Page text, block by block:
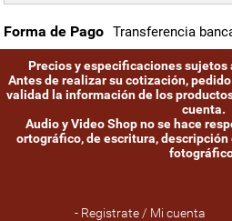
Forma de Pago Transferencia
Precios y especificaciones sujetos
Antes de realizar su cotización,
validad la información de los
cuenta.
Audio y Video Shop no se hace
ortográfico, de escritura,
- Registrate / Mi cuenta